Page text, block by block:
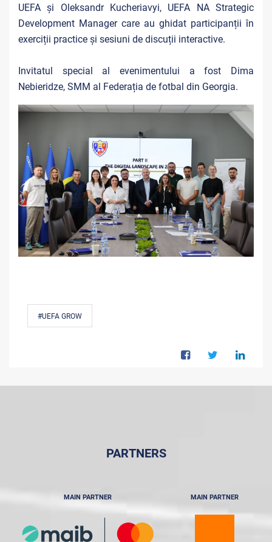
UEFA și Oleksandr Kucheriavyi, UEFA NA Strategic
Development Manager care au ghidat participanții în
exerciții practice și sesiuni de discuții interactive.
Invitatul special al evenimentului a fost Dima
Nebieridze, SMM al Federația de fotbal din Georgia.
#UEFA GROW
PARTNERS
MAIN PARTNER MAIN PARTNER